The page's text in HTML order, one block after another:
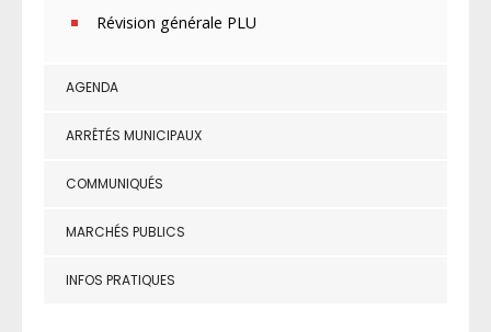
Révision générale PLU
AGENDA
ARRÊTÉS MUNICIPAUX
COMMUNIQUÉS
MARCHÉS PUBLICS
INFOS PRATIQUES